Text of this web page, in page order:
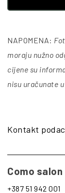
NAPOMENA:
moraju nužno
cijene su
nisu uračunate
Kontakt
Como salon
+387 51 942 001